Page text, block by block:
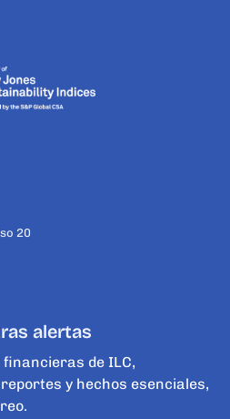
20
alertas
de ILC,
y hechos esenciales,